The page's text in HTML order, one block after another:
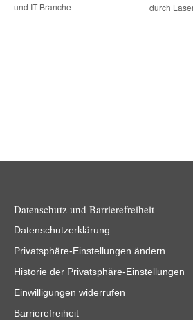
und IT-Branche
durch
Datenschutz und Barrierefreiheit
Datenschutzerklärung
Privatsphäre-Einstellungen ändern
Historie der Privatsphäre-Einstellungen
Einwilligungen widerrufen
Barrierefreiheit